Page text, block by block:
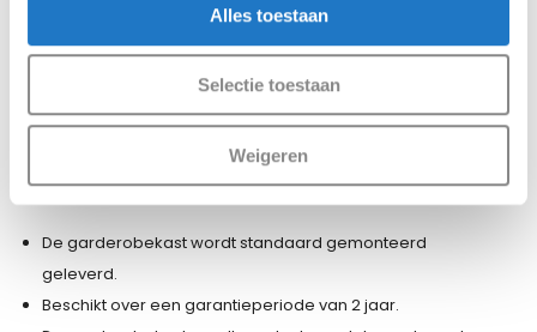
Alles toestaan
Selectie toestaan
Weigeren
Afmeting totaal: H 170 x B 30 x D 50 cm
Netto doorsteek: 170 x 21,2 x 46,8 cm
Afmeting lockers 40cm
Afmeting totaal: H 180 x B 40 x D 50 cm
Netto doorsteek: 170 x 31,2 x 46,8 cm
De garderobekast wordt standaard gemonteerd
geleverd.
Beschikt over een garantieperiode van 2 jaar.